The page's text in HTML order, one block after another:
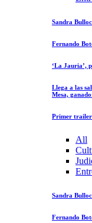
Sandra
Fernando
‘La Jauria’,
Llega a las
Mesa,
Primer trailer
All
Sandra
Fernando